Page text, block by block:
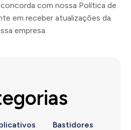
com nossa Política de
em receber atualizações da
empresa.
Bastidores